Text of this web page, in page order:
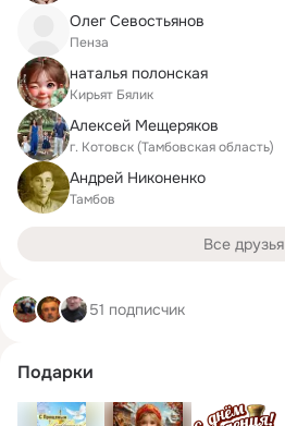
Олег Севостьянов
Пенза
наталья полонская
Кирьят Бялик
Алексей Мещеряков
г. Котовск (Тамбовская область)
Андрей Никоненко
Тамбов
Все друзья
51 подписчик
Подарки